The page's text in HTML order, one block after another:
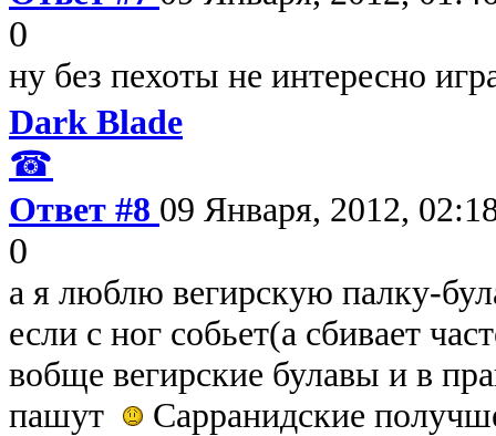
0
ну без пехоты не интересно
Dark Blade
☎
Ответ #8 09 Января, 2012,
0
а я люблю вегирскую палку-
если с ног собьет(а сбивает
вобще вегирские булавы и в
пашут
Сарранидские